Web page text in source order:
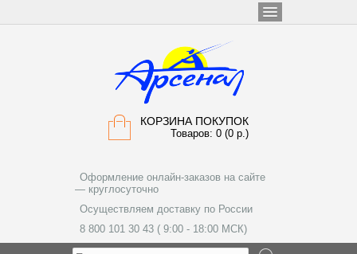
КОРЗИНА ПОКУПОК
Товаров: 0 (0 р.)
Оформление онлайн-заказов на сайте
— круглосуточно
Осуществляем доставку по России
8 800 101 30 43 ( 9:00 - 18:00 МСК)